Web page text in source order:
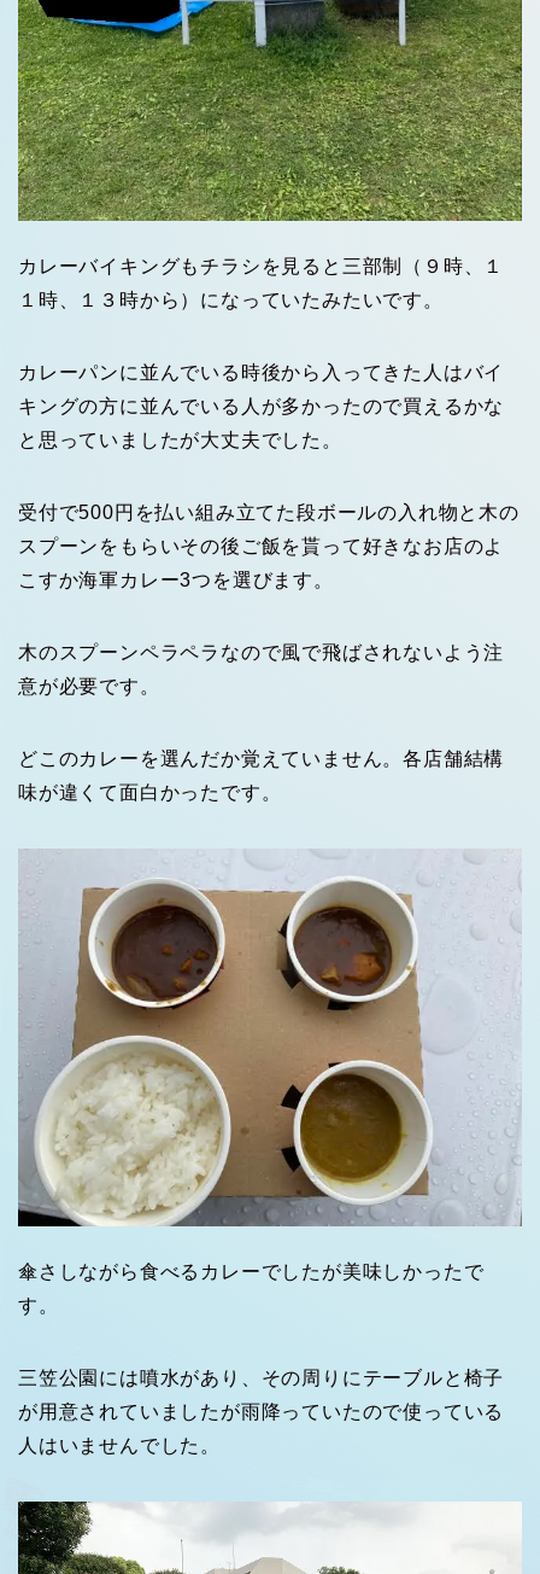
カレーバイキングもチラシを見ると三部制（９時、１
１時、１３時から）になっていたみたいです。
カレーパンに並んでいる時後から入ってきた人はバイ
キングの方に並んでいる人が多かったので買えるかな
と思っていましたが大丈夫でした。
受付で500円を払い組み立てた段ボールの入れ物と木の
スプーンをもらいその後ご飯を貰って好きなお店のよ
こすか海軍カレー3つを選びます。
木のスプーンペラペラなので風で飛ばされないよう注
意が必要です。
どこのカレーを選んだか覚えていません。各店舗結構
味が違くて面白かったです。
傘さしながら食べるカレーでしたが美味しかったで
す。
三笠公園には噴水があり、その周りにテーブルと椅子
が用意されていましたが雨降っていたので使っている
人はいませんでした。